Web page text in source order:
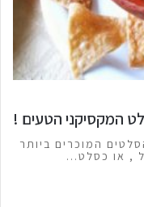
המקסיקני הטעים !
המוכרים ביותר
, או כסלט…